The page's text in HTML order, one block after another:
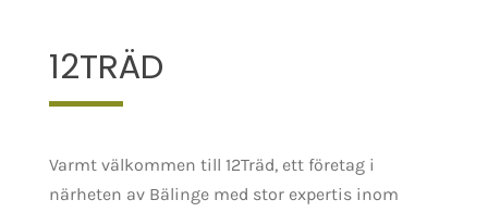
12TRÄD
Varmt välkommen till 12Träd, ett företag i
närheten av Bälinge med stor expertis inom